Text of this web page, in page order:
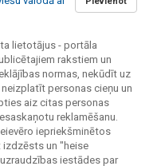
lietotājus - portāla
rakstiem un
normas, nekūdīt uz
personas cieņu un
aiz citas personas
reklamēšanu.
iepriekšminētos
izdzēsts un "heise
iestādes par